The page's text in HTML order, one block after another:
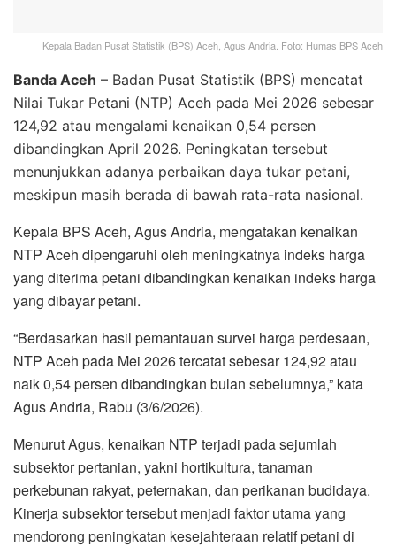
Kepala Badan Pusat Statistik (BPS) Aceh, Agus Andria. Foto: Humas BPS Aceh
Banda Aceh – Badan Pusat Statistik (BPS) mencatat
Nilai Tukar Petani (NTP) Aceh pada Mei 2026 sebesar
124,92 atau mengalami kenaikan 0,54 persen
dibandingkan April 2026. Peningkatan tersebut
menunjukkan adanya perbaikan daya tukar petani,
meskipun masih berada di bawah rata-rata nasional.
Kepala BPS Aceh, Agus Andria, mengatakan kenaikan
NTP Aceh dipengaruhi oleh meningkatnya indeks harga
yang diterima petani dibandingkan kenaikan indeks harga
yang dibayar petani.
“Berdasarkan hasil pemantauan survei harga perdesaan,
NTP Aceh pada Mei 2026 tercatat sebesar 124,92 atau
naik 0,54 persen dibandingkan bulan sebelumnya,” kata
Agus Andria, Rabu (3/6/2026).
Menurut Agus, kenaikan NTP terjadi pada sejumlah
subsektor pertanian, yakni hortikultura, tanaman
perkebunan rakyat, peternakan, dan perikanan budidaya.
Kinerja subsektor tersebut menjadi faktor utama yang
mendorong peningkatan kesejahteraan relatif petani di